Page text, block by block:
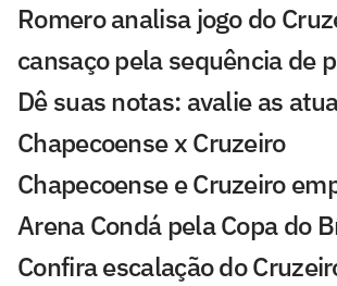
Romero analisa jogo do
cansaço pela sequência de
Dê suas notas: avalie as
Chapecoense x Cruzeiro
Chapecoense e Cruzeiro
Arena Condá pela Copa do
Confira escalação do